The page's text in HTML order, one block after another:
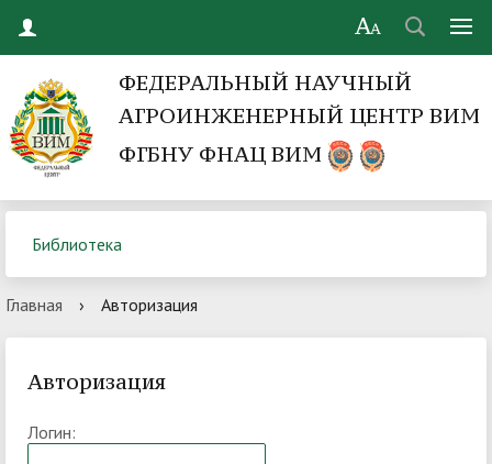
ФЕДЕРАЛЬНЫЙ НАУЧНЫЙ
АГРОИНЖЕНЕРНЫЙ ЦЕНТР ВИМ
ФГБНУ ФНАЦ ВИМ
Библиотека
Главная › Авторизация
Авторизация
Логин: